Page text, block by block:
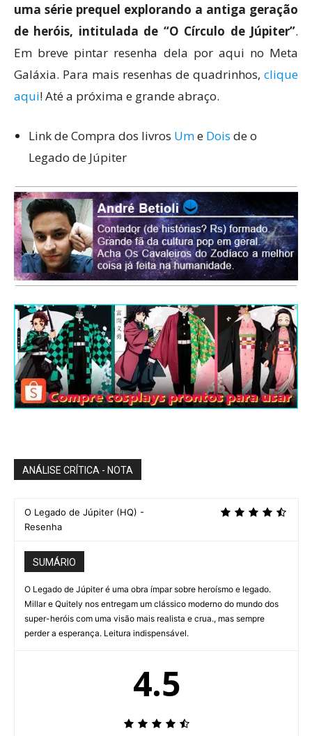
uma série prequel explorando a antiga geração
de heróis, intitulada de “O Círculo de Júpiter”.
Em breve pintar resenha dela por aqui no Meta
Galáxia. Para mais resenhas de quadrinhos, clique
aqui! Até a próxima e grande abraço.
Link de Compra dos livros Ume Dois de o
Legado de Júpiter
ANÁLISE CRÍTICA - NOTA
O Legado de Júpiter (HQ) -
Resenha
SUMÁRIO
O Legado de Júpiter é uma obra ímpar sobre heroísmo e legado.
Millar e Quitely nos entregam um clássico moderno do mundo dos
super-heróis com uma visão mais realista e crua., mas sempre
perder a esperança. Leitura indispensável.
4.5